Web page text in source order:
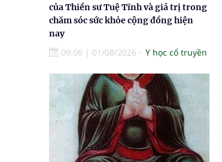
của Thiền sư Tuệ Tĩnh và giá trị trong
chăm sóc sức khỏe cộng đồng hiện
nay
09:06 | 01/08/2026 Y học cổ truyền